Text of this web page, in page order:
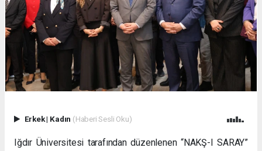
Erkek| Kadın (Haberi Sesli Oku)
Iğdır Üniversitesi tarafından düzenlenen “NAKŞ-I SARAY”